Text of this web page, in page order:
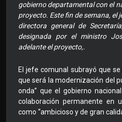
gobierno departamental con el
proyecto. Este fin de semana, el
directora general de
designada por el ministro
adelante el proyecto,.
El jefe comunal subrayó que
que será la modernización del
onda” que el gobierno
colaboración permanente en
como “ambicioso y de gran